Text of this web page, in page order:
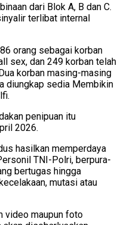
dari Blok A, B dan C.
terlibat internal
orang sebagai korban
sex, dan 249 korban telah
korban masing-masing
diungkap sedia Membikin
penipuan itu
2026.
hasilkan memperdaya
TNI-Polri, berpura-
bertugas hingga
mutasi atau
video maupun foto